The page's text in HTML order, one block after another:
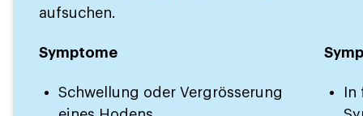
aufsuchen.
Symptome
Schwellung oder Vergrösserung